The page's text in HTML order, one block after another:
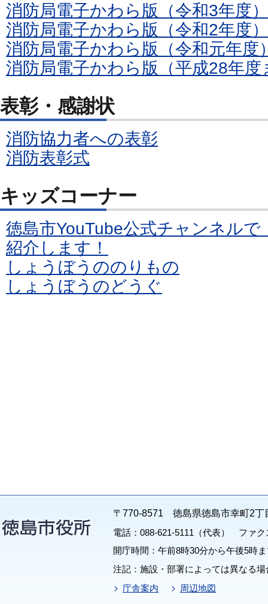
消防局電子かわら版（令和3年度）
消防局電子かわら版（令和2年度）
消防局電子かわら版（令和元年度
消防局電子かわら版（平成28年度
表彰・感謝状
消防協力者への表彰
消防表彰式
キッズコーナー
徳島市YouTube公式チャンネル
紹介します！
しょうぼうののりもの
しょうぼうのどうぐ
〒770-8571 徳島県徳島市幸町2丁
電話：088-621-5111（代表） ファク
開庁時間：午前8時30分から午後5時
注記：施設・部署によっては異なる
庁舎案内
周辺地図